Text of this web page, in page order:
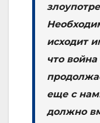
исходит
что
еще с
должно